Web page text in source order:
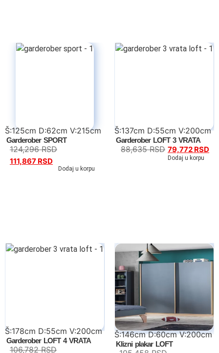
Š:125cm D:62cm V:215cm
Garderober SPORT
124,296RSD
111,867 RSD
Dodaj u korpu
Š:137cm D:55cm V:200cm
Garderober LOFT 3 VRATA
88,635RSD 79,772 RSD
Dodaj u korpu
Š:178cm D:55cm V:200cm
Garderober LOFT 4 VRATA
106,782RSD
Š:146cm D:60cm V:200cm
Klizni plakar LOFT